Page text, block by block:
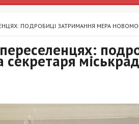
ПОДРОБИЦІ ЗАТРИМАННЯ МЕРА